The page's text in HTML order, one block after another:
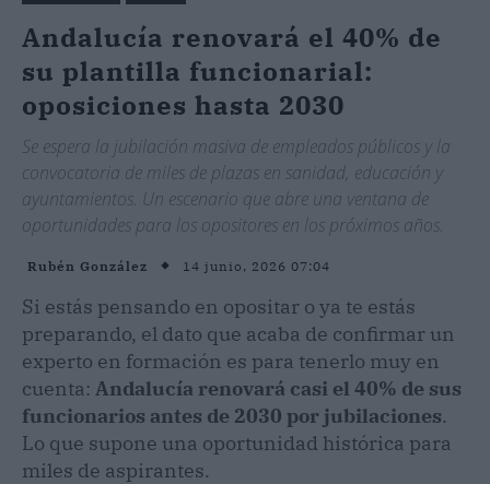
Andalucía renovará el 40% de
su plantilla funcionarial:
oposiciones hasta 2030
Se espera la jubilación masiva de empleados públicos y la
convocatoria de miles de plazas en sanidad, educación y
ayuntamientos. Un escenario que abre una ventana de
oportunidades para los opositores en los próximos años.
Rubén González 14 junio, 2026 07:04
Si estás pensando en opositar o ya te estás
preparando, el dato que acaba de confirmar un
experto en formación es para tenerlo muy en
cuenta: Andalucía renovará casi el 40% de sus
funcionarios antes de 2030 por jubilaciones.
Lo que supone una oportunidad histórica para
miles de aspirantes.